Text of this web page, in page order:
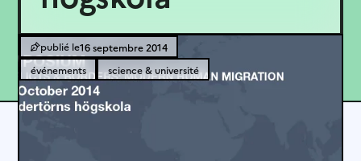
16 septembre 2014
événements
science & université